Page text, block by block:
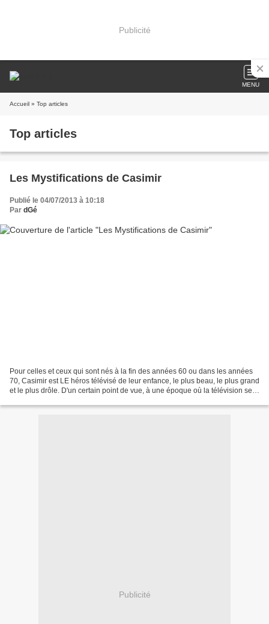
Publicité
MENU
Accueil » Top articles
Top articles
Les Mystifications de Casimir
Publié le 04/07/2013 à 10:18
Par dGé
Pour celles et ceux qui sont nés à la fin des années 60 ou dans les années
70, Casimir est LE héros télévisé de leur enfance, le plus beau, le plus grand
et le plus drôle. D'un certain point de vue, à une époque où la télévision se
Publicité